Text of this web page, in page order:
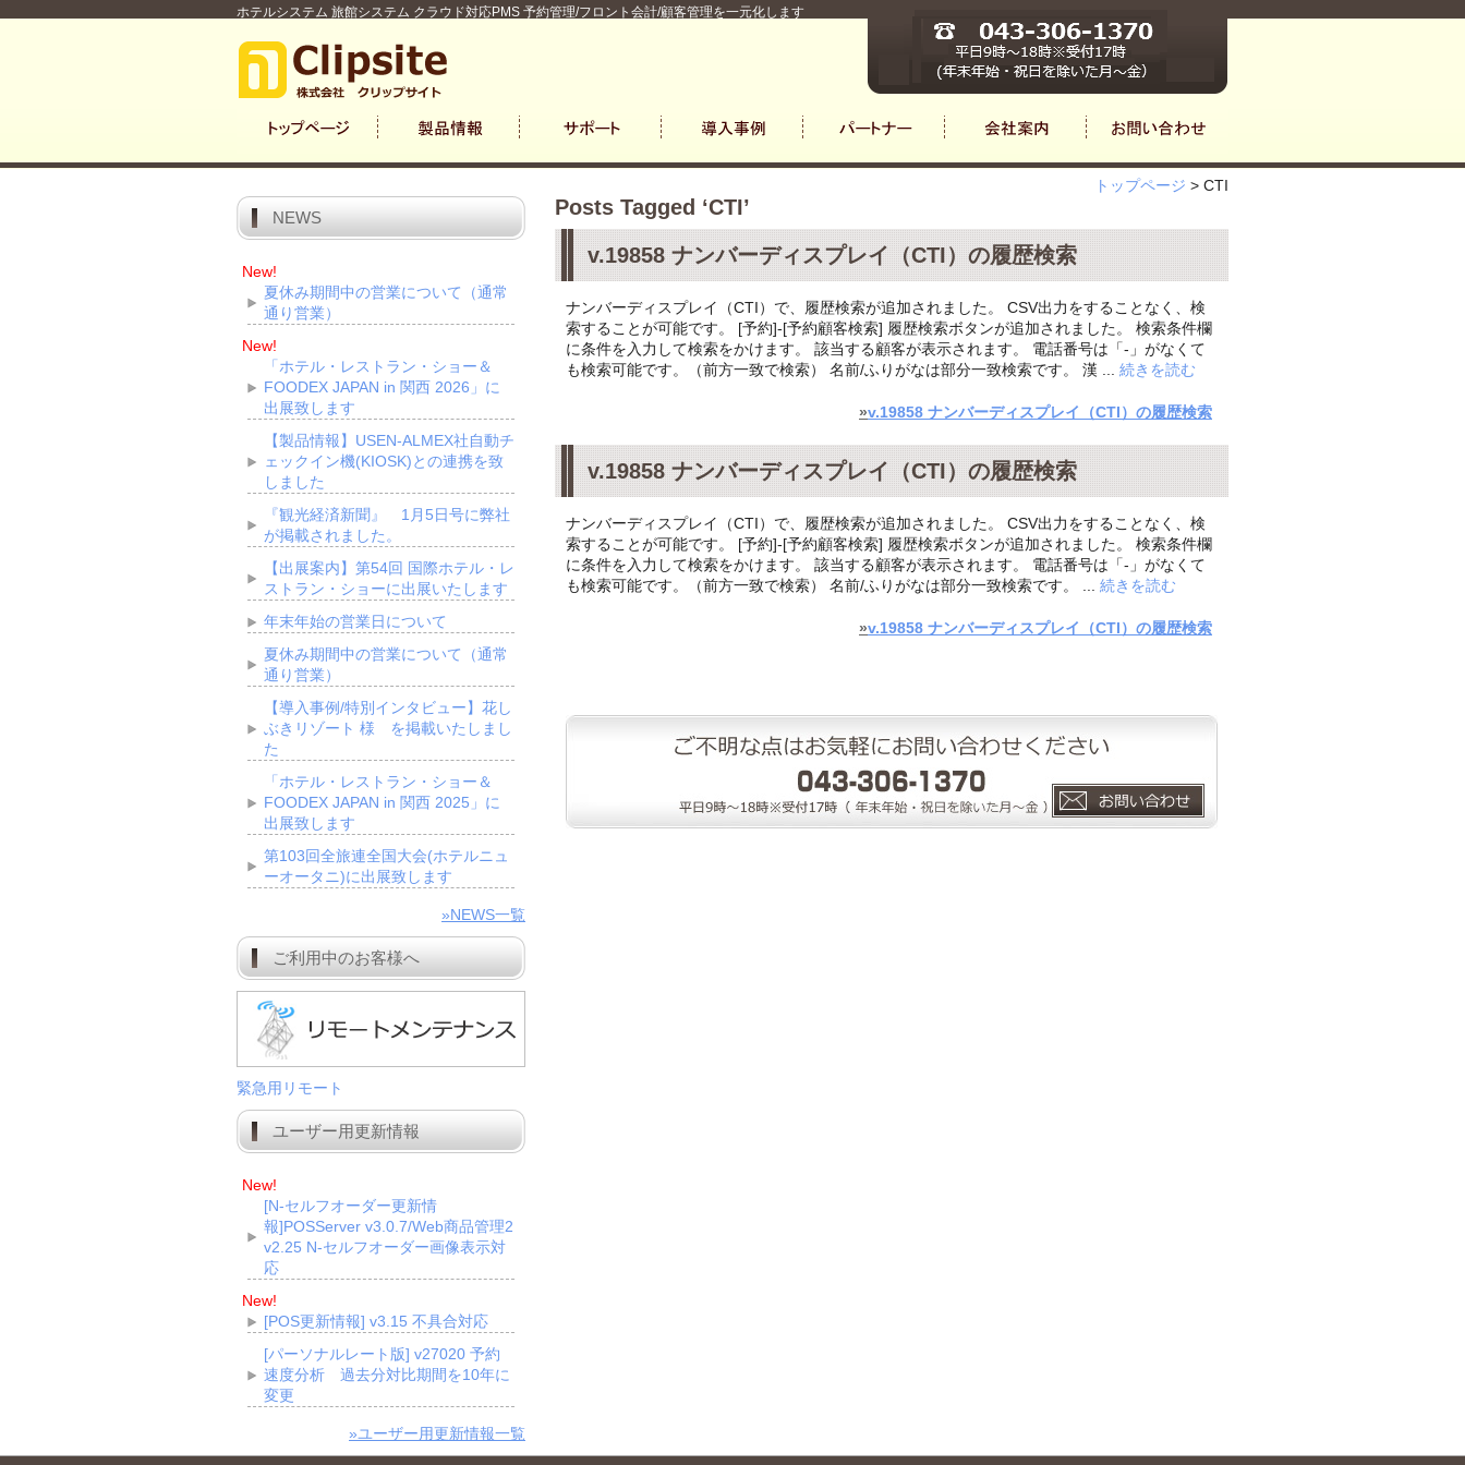
ホテルシステム 旅館システム クラウド対応PMS 予約管理/フロント会計/顧客管理を一元化します
トップページ > CTI
Posts Tagged ‘CTI’
v.19858 ナンバーディスプレイ（CTI）の履歴検索
ナンバーディスプレイ（CTI）で、履歴検索が追加されました。 CSV出力をすることなく、検
索することが可能です。 [予約]-[予約顧客検索] 履歴検索ボタンが追加されました。 検索条件欄
に条件を入力して検索をかけます。 該当する顧客が表示されます。 電話番号は「-」がなくて
も検索可能です。（前方一致で検索） 名前/ふりがなは部分一致検索です。 漢 ... 続きを読む
»v.19858 ナンバーディスプレイ（CTI）の履歴検索
v.19858 ナンバーディスプレイ（CTI）の履歴検索
ナンバーディスプレイ（CTI）で、履歴検索が追加されました。 CSV出力をすることなく、検
索することが可能です。 [予約]-[予約顧客検索] 履歴検索ボタンが追加されました。 検索条件欄
に条件を入力して検索をかけます。 該当する顧客が表示されます。 電話番号は「-」がなくて
も検索可能です。（前方一致で検索） 名前/ふりがなは部分一致検索です。 ... 続きを読む
»v.19858 ナンバーディスプレイ（CTI）の履歴検索
NEWS
New!
夏休み期間中の営業について（通常
通り営業）
New!
「ホテル・レストラン・ショー＆
FOODEX JAPAN in 関西 2026」に
出展致します
【製品情報】USEN-ALMEX社自動チ
ェックイン機(KIOSK)との連携を致
しました
『観光経済新聞』 1月5日号に弊社
が掲載されました。
【出展案内】第54回 国際ホテル・レ
ストラン・ショーに出展いたします
年末年始の営業日について
夏休み期間中の営業について（通常
通り営業）
【導入事例/特別インタビュー】花し
ぶきリゾート 様 を掲載いたしまし
た
「ホテル・レストラン・ショー＆
FOODEX JAPAN in 関西 2025」に
出展致します
第103回全旅連全国大会(ホテルニュ
ーオータニ)に出展致します
»NEWS一覧
ご利用中のお客様へ
緊急用リモート
ユーザー用更新情報
New!
[N-セルフオーダー更新情
報]POSServer v3.0.7/Web商品管理2
v2.25 N-セルフオーダー画像表示対
応
New!
[POS更新情報] v3.15 不具合対応
[パーソナルレート版] v27020 予約
速度分析 過去分対比期間を10年に
変更
»ユーザー用更新情報一覧